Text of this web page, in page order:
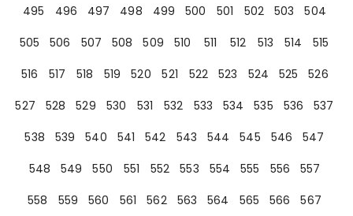
495
496 497 498 499 500 501 502 503
504
505
506 507 508 509 510 511 512 513 514
515
516
517 518 519 520 521 522 523 524 525
526
527
528 529 530 531 532 533 534 535 536
537
538
539 540 541 542 543 544 545 546
547
548
549 550 551 552 553 554 555 556
557
558
559 560 561 562 563 564 565 566
567